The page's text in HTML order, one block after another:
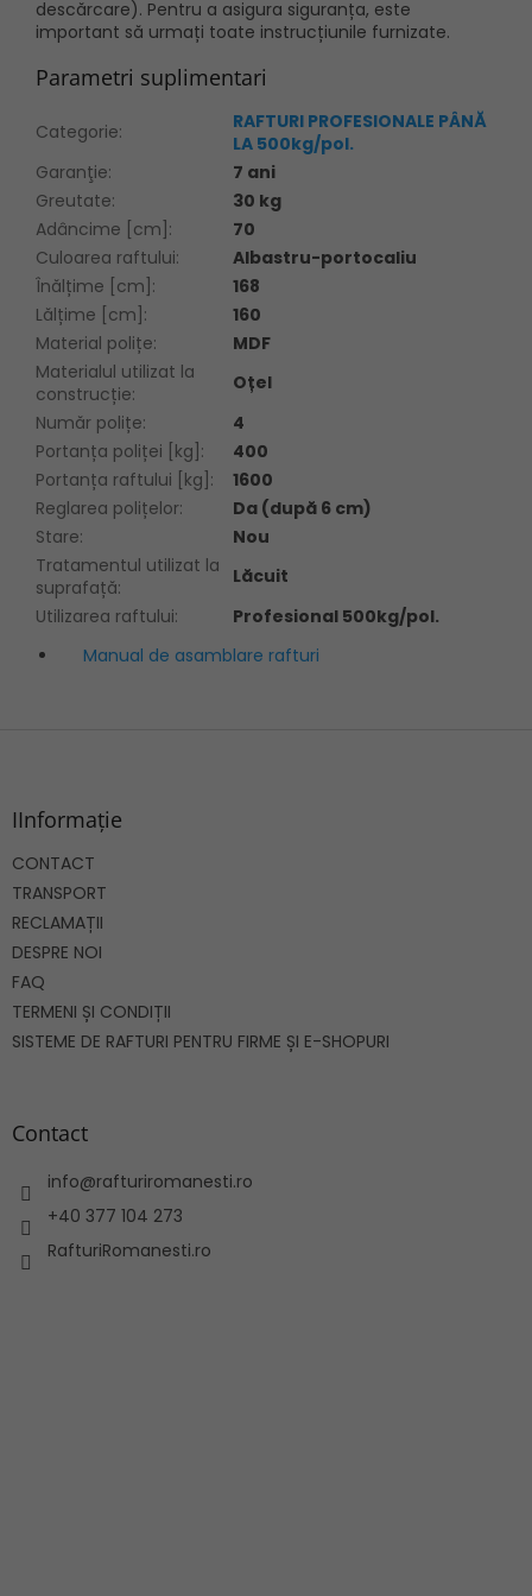
descărcare). Pentru a asigura siguranța, este
important să urmați toate instrucțiunile furnizate.
Parametri suplimentari
Categorie:
RAFTURI PROFESIONALE PÂNĂ
LA 500kg/pol.
Garanţie:
7 ani
Greutate:
30 kg
Adâncime [cm] :
70
Culoarea raftului:
Albastru-portocaliu
Înălțime [cm] :
168
Lălțime [cm] :
160
Material polițe:
MDF
Materialul utilizat la
construcție:
Oțel
Număr polițe:
4
Portanța poliței [kg] :
400
Portanța raftului [kg] :
1600
Reglarea polițelor:
Da (după 6 cm)
Stare:
Nou
Tratamentul utilizat la
suprafață:
Lăcuit
Utilizarea raftului:
Profesional 500kg/pol.
Manual de asamblare rafturi
IInformație
CONTACT
TRANSPORT
RECLAMAȚII
DESPRE NOI
FAQ
TERMENI ȘI CONDIȚII
SISTEME DE RAFTURI PENTRU FIRME ȘI E-SHOPURI
Contact
info@rafturiromanesti.ro
+40 377 104 273
RafturiRomanesti.ro